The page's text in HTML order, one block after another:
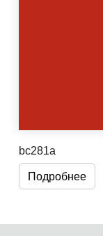
bc281a
Подробнее